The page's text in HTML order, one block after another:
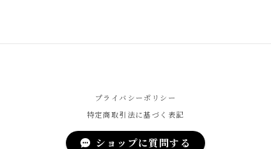
プライバシーポリシー
特定商取引法に基づく表記
ショップに質問する